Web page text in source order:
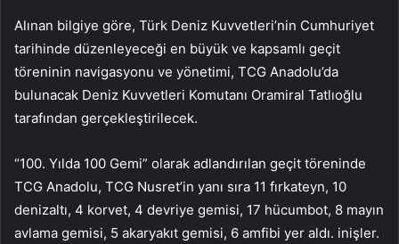
Alınan bilgiye göre, Türk Deniz Kuvvetleri’nin Cumhuriyet
tarihinde düzenleyeceği en büyük ve kapsamlı geçit
töreninin navigasyonu ve yönetimi, TCG Anadolu’da
bulunacak Deniz Kuvvetleri Komutanı Oramiral Tatlıoğlu
tarafından gerçekleştirilecek.
“100. Yılda 100 Gemi” olarak adlandırılan geçit töreninde
TCG Anadolu, TCG Nusret’in yanı sıra 11 fırkateyn, 10
denizaltı, 4 korvet, 4 devriye gemisi, 17 hücumbot, 8 mayın
avlama gemisi, 5 akaryakıt gemisi, 6 amfibi yer aldı. inişler.